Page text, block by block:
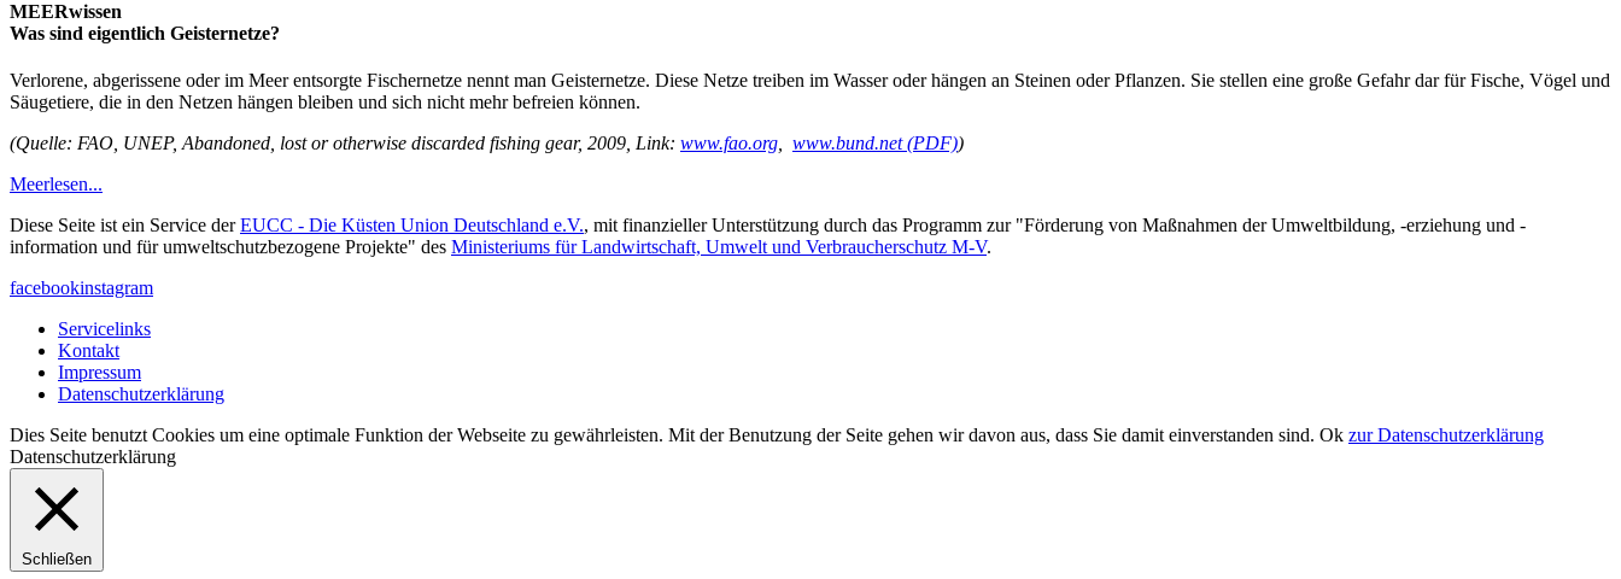
MEERwissen
Was sind eigentlich Geisternetze?
Verlorene, abgerissene oder im Meer entsorgte Fischernetze nennt man Geisternetze. Diese Netze treiben im Wasser oder hängen an Steinen oder Pflanzen. Sie stellen eine große Gefahr dar für Fische, Vögel und
Säugetiere, die in den Netzen hängen bleiben und sich nicht mehr befreien können.
(Quelle: FAO, UNEP, Abandoned, lost or otherwise discarded fishing gear, 2009, Link: www.fao.org, www.bund.net (PDF))
Meerlesen...
Diese Seite ist ein Service derEUCC - Die Küsten Union Deutschland e.V., mit finanzieller Unterstützung durch das Programm zur "Förderung von Maßnahmen der Umweltbildung, -erziehung und -
information und für umweltschutzbezogene Projekte" des Ministeriums für Landwirtschaft, Umwelt und Verbraucherschutz M-V.
facebookinstagram
Servicelinks
Kontakt
Impressum
Datenschutzerklärung
Dies Seite benutzt Cookies um eine optimale Funktion der Webseite zu gewährleisten. Mit der Benutzung der Seite gehen wir davon aus, dass Sie damit einverstanden sind. Ok zur Datenschutzerklärung
Datenschutzerklärung
Schließen